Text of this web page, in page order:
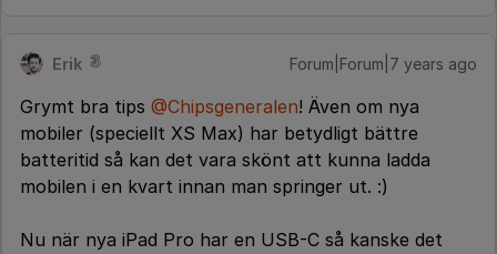
Erik Forum|Forum|7 years ago
Grymt bra tips @Chipsgeneralen! Även om nya
mobiler (speciellt XS Max) har betydligt bättre
batteritid så kan det vara skönt att kunna ladda
mobilen i en kvart innan man springer ut. :)
Nu när nya iPad Pro har en USB-C så kanske det